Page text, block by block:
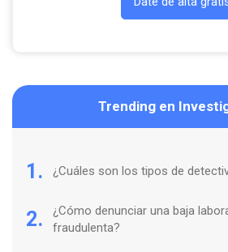
Trending en
1. ¿Cuáles son los tipos de
2.
¿Cómo denunciar una baja
fraudulenta?